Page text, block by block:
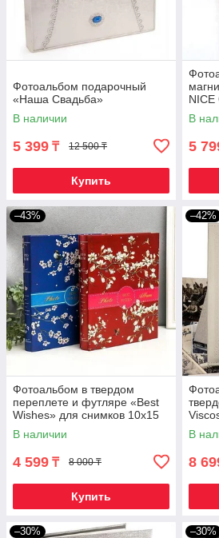
Фотоальбом подарочный
«Наша Свадьба»
В наличии
5 399 ₸ 12 500 ₸
Купить
NICE
В
5
–43%
Фотоальбом в твердом
переплете и футляре «Best
Wishes» для снимков 10х15
(400 фотографий)
В наличии
4 599 ₸ 8 000 ₸
Купить
–42%
В
8
–30% –30%